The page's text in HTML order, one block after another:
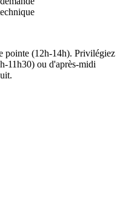
pointe (12h-14h). Privilégiez
11h30) ou d'après-midi